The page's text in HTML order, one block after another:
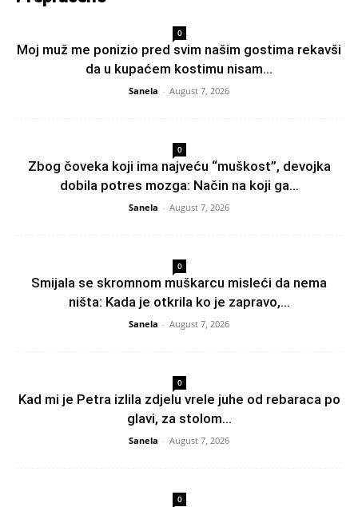
0
Moj muž me ponizio pred svim našim gostima rekavši
da u kupaćem kostimu nisam...
Sanela - August 7, 2026
0
Zbog čoveka koji ima najveću “muškost”, devojka
dobila potres mozga: Način na koji ga...
Sanela - August 7, 2026
0
Smijala se skromnom muškarcu misleći da nema
ništa: Kada je otkrila ko je zapravo,...
Sanela - August 7, 2026
0
Kad mi je Petra izlila zdjelu vrele juhe od rebaraca po
glavi, za stolom...
Sanela - August 7, 2026
0